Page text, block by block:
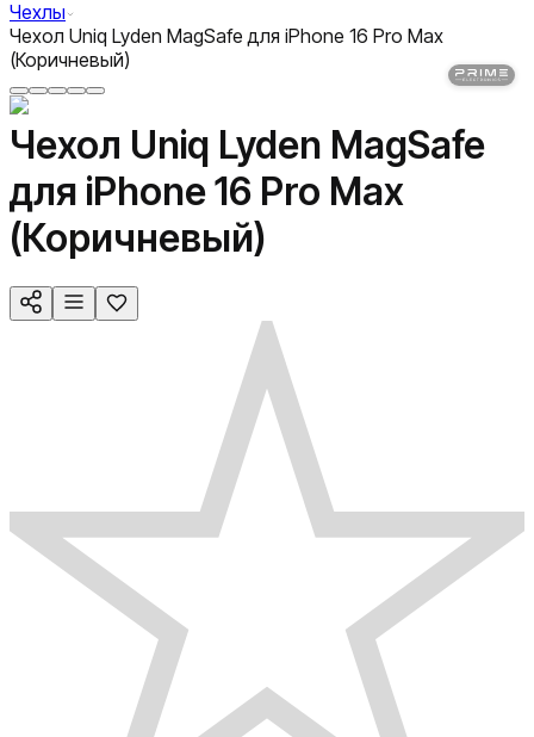
Чехлы
Чехол Uniq Lyden MagSafe для iPhone 16 Pro Max
(Коричневый)
Чехол Uniq Lyden MagSafe
для iPhone 16 Pro Max
(Коричневый)